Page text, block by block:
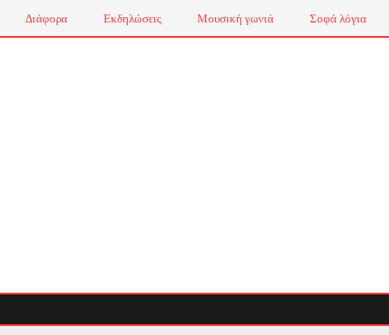
Διάφορα Εκδηλώσεις Μουσική γωνιά Σοφά λόγια